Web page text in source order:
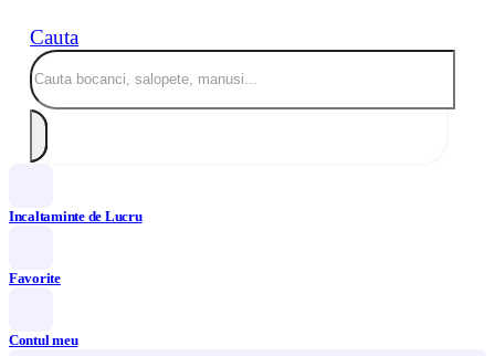
Cauta
Incaltaminte de Lucru
Favorite
Contul meu